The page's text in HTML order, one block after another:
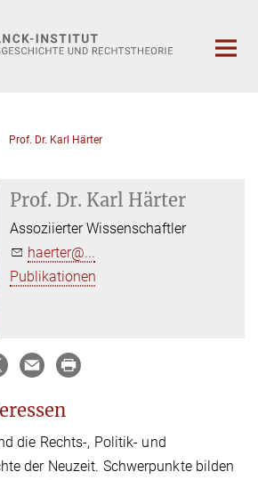
Prof. Dr. Karl Härter
Prof. Dr. Karl Härter
Assoziierter Wissenschaftler
haerter@...
Publikationen
die Rechts-, Politik- und
der Neuzeit. Schwerpunkte bilden